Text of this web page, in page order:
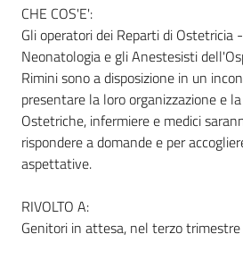
famiglie
Informazioni
locali
Newsletter
CHE COS'E':
Gli operatori dei Reparti di Ostetricia
Neonatologia e gli Anestesisti
Rimini sono a disposizione in un
presentare la loro organizzazione e
Ostetriche, infermiere e medici
rispondere a domande e per
aspettative.
RIVOLTO A:
Genitori in attesa, nel terzo trimestre